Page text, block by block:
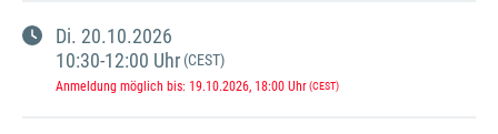
Di. 20.10.2026
10:30-12:00 Uhr (CEST)
Anmeldung möglich bis: 19.10.2026, 18:00 Uhr(CEST)